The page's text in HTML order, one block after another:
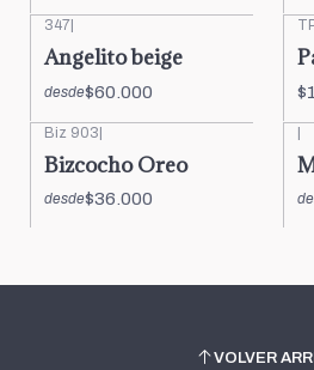
347
Angelito beige
desde$60.000
Biz 903|
Bizcocho Oreo
desde$36.000
|
VOLVER